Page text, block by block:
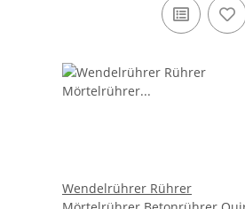
Wendelrührer Rührer